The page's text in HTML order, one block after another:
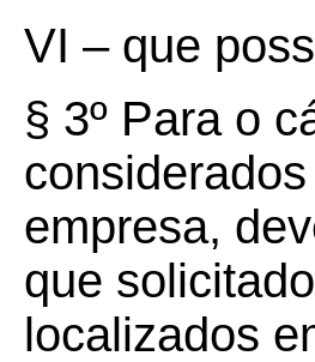
VI – que
§ 3º Para o
empresa,
que
localizados